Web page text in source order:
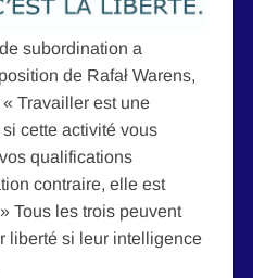
subordination a
de Rafał Warens,
Travailler est une
cette activité vous
qualifications
contraire, elle est
Tous les trois peuvent
liberté si leur intelligence